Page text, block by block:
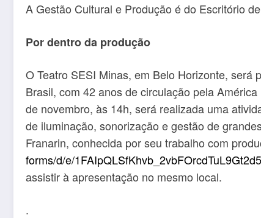
A Gestão Cultural e Produção é do Escritório
Por dentro da produção
O Teatro SESI Minas, em Belo Horizonte,
Brasil, com 42 anos de circulação pela
de novembro, às 14h, será realizada uma
de iluminação, sonorização e gestão de
Franarin, conhecida por seu trabalho com
forms/d/e/1FAIpQLSfKhvb_
assistir à apresentação no mesmo local.
.